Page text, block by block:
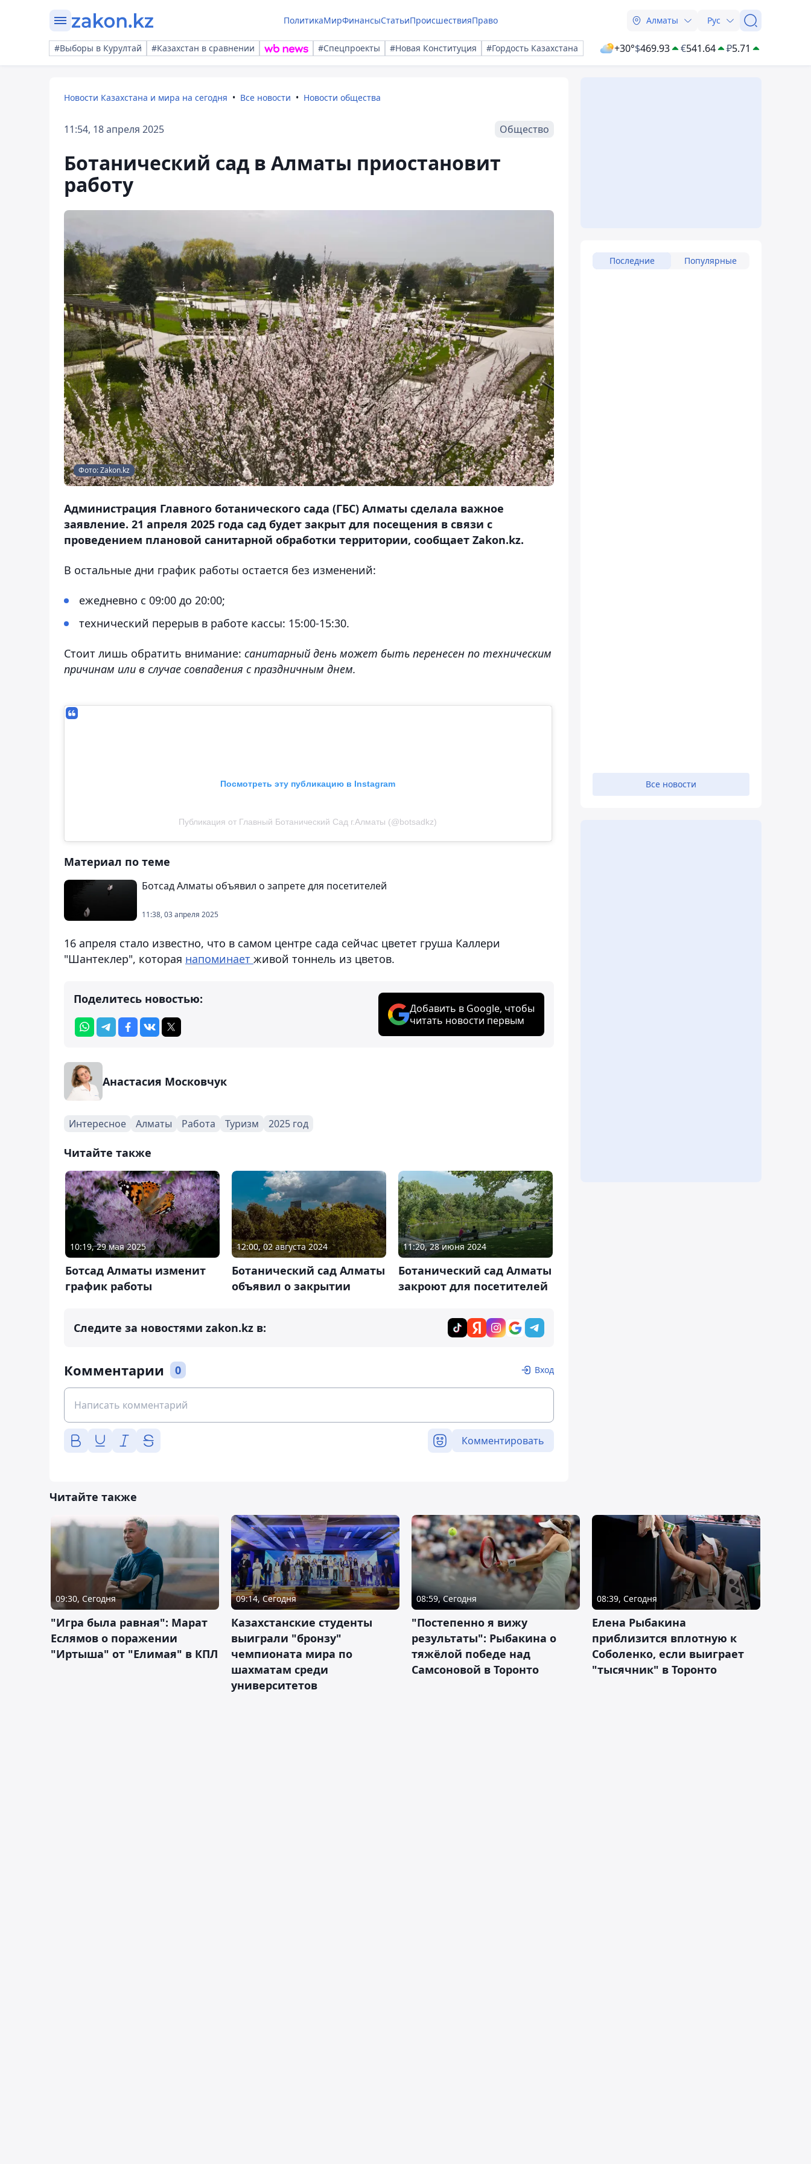
ПолитикаМирФинансыСтатьиПроисшествияПраво Алматы Рус
#Выборы в Курултай #Казахстан в сравнении #Спецпроекты #Новая Конституция #Гордость Казахстана +30°$469.93 €541.64 ₽5.71
Новости Казахстана и мира на сегодня Все новости Новости общества
11:54, 18 апреля 2025 Общество
Ботанический сад в Алматы приостановит
работу
Фото: Zakon.kz
Администрация Главного ботанического сада (ГБС) Алматы сделала важное
заявление. 21 апреля 2025 года сад будет закрыт для посещения в связи с
проведением плановой санитарной обработки территории, сообщает Zakon.kz.
В остальные дни график работы остается без изменений:
ежедневно с 09:00 до 20:00;
технический перерыв в работе кассы: 15:00-15:30.
Стоит лишь обратить внимание: санитарный день может быть перенесен по техническим
причинам или в случае совпадения с праздничным днем.
Посмотреть эту публикацию в Instagram
Публикация от Главный Ботанический Сад г.Алматы (@botsadkz)
Материал по теме
Ботсад Алматы объявил о запрете для посетителей
11:38, 03 апреля 2025
16 апреля стало известно, что в самом центре сада сейчас цветет груша Каллери
"Шантеклер", которая напоминает живой тоннель из цветов.
Поделитесь новостью:
Добавить в Google, чтобы
читать новости первым
Анастасия Московчук
Интересное Алматы Работа Туризм 2025 год
Читайте также
10:19, 29 мая 2025
Ботсад Алматы изменит
график работы
12:00, 02 августа 2024
Ботанический сад Алматы
объявил о закрытии
11:20, 28 июня 2024
Ботанический сад Алматы
закроют для посетителей
Следите за новостями zakon.kz в:
Комментарии 0 Вход
Комментировать
Последние Популярные
Все новости
Читайте также
09:30, Сегодня
"Игра была равная": Марат
Еслямов о поражении
"Иртыша" от "Елимая" в КПЛ
09:14, Сегодня
Казахстанские студенты
выиграли "бронзу"
чемпионата мира по
шахматам среди
университетов
08:59, Сегодня
"Постепенно я вижу
результаты": Рыбакина о
тяжёлой победе над
Самсоновой в Торонто
08:39, Сегодня
Елена Рыбакина
приблизится вплотную к
Соболенко, если выиграет
"тысячник" в Торонто